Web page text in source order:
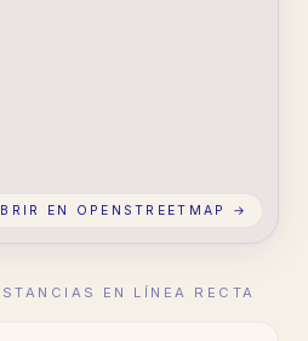
EN OPENSTREETMAP →
EN LÍNEA RECTA